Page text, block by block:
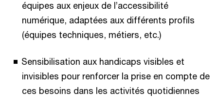
équipes aux enjeux de l’accessibilité
numérique, adaptées aux différents profils
(équipes techniques, métiers, etc.)
Sensibilisation aux handicaps visibles et
invisibles pour renforcer la prise en compte de
ces besoins dans les activités quotidiennes